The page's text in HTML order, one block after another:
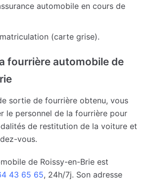
automobile en cours de
(carte grise).
fourrière automobile de
sortie de fourrière obtenu, vous
le personnel de la fourrière pour
de restitution de la voiture et
vous.
de Roissy-en-Brie est
43 65 65, 24h/7j. Son adresse